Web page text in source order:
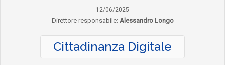
12/06/2025
Direttore responsabile: Alessandro Longo
Cittadinanza Digitale